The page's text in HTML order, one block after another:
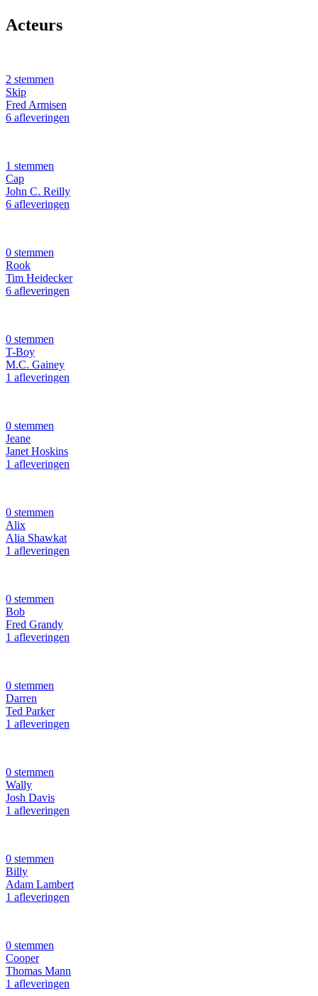
Acteurs
2 stemmen
Skip
Fred Armisen
6 afleveringen
1 stemmen
Cap
John C. Reilly
6 afleveringen
0 stemmen
Rook
Tim Heidecker
6 afleveringen
0 stemmen
T-Boy
M.C. Gainey
1 afleveringen
0 stemmen
Jeane
Janet Hoskins
1 afleveringen
0 stemmen
Alix
Alia Shawkat
1 afleveringen
0 stemmen
Bob
Fred Grandy
1 afleveringen
0 stemmen
Darren
Ted Parker
1 afleveringen
0 stemmen
Wally
Josh Davis
1 afleveringen
0 stemmen
Billy
Adam Lambert
1 afleveringen
0 stemmen
Cooper
Thomas Mann
1 afleveringen